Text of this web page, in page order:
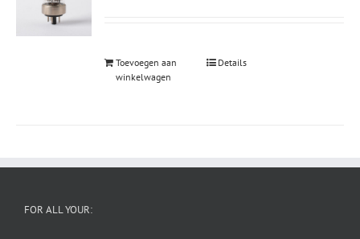
Toevoegen aan
winkelwagen
Details
FOR ALL YOUR: